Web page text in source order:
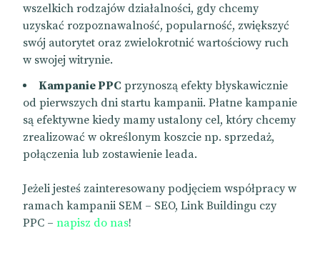
wszelkich rodzajów działalności, gdy chcemy
uzyskać rozpoznawalność, popularność, zwiększyć
swój autorytet oraz zwielokrotnić wartościowy ruch
w swojej witrynie.
Kampanie PPC przynoszą efekty błyskawicznie
od pierwszych dni startu kampanii. Płatne kampanie
są efektywne kiedy mamy ustalony cel, który chcemy
zrealizować w określonym koszcie np. sprzedaż,
połączenia lub zostawienie leada.
Jeżeli jesteś zainteresowany podjęciem współpracy w
ramach kampanii SEM – SEO, Link Buildingu czy
PPC – napisz do nas!